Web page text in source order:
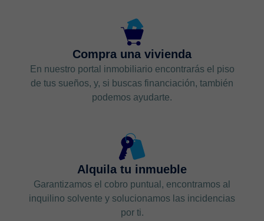
Compra una vivienda
En nuestro portal inmobiliario encontrarás el piso
de tus sueños, y, si buscas financiación, también
podemos ayudarte.
Alquila tu inmueble
Garantizamos el cobro puntual, encontramos al
inquilino solvente y solucionamos las incidencias
por ti.